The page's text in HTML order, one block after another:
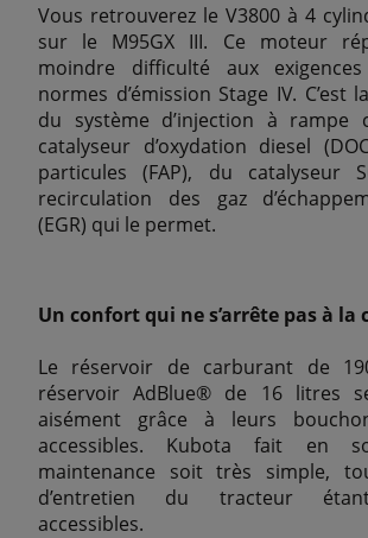
Vous retrouverez le V3800 à 4
sur le M95GX III. Ce moteur
moindre difficulté aux
normes d’émission Stage IV. C’est
du système d’injection à rampe
catalyseur d’oxydation diesel
particules (FAP), du catalyseur
recirculation des gaz
(EGR) qui le permet.
Un confort qui ne s’arrête pas à la
Le réservoir de carburant de
réservoir AdBlue® de 16 litres
aisément grâce à leurs
accessibles. Kubota fait en
maintenance soit très simple,
d’entretien du tracteur
accessibles.